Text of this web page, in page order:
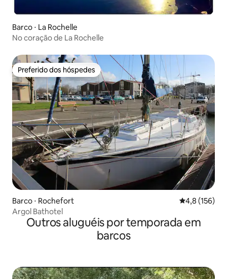
Barco ⋅ La Rochelle
No coração de La Rochelle
Preferido dos hóspedes
Preferido dos hóspedes
Barco ⋅ Rochefort 4,8 de uma
4,8 (156)
Argol Bathotel
Outros aluguéis por temporada em
barcos